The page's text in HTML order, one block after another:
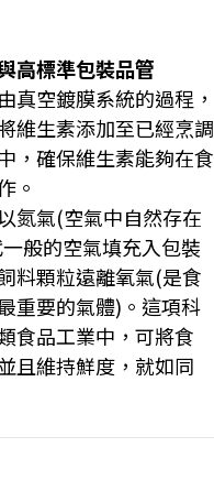
高標準包裝品管
真空鍍膜系統的過程，
維生素添加至已經烹調
，確保維生素能夠在食
。
氮氣(空氣中自然存在
般的空氣填充入包裝
料顆粒遠離氧氣(是食
重要的氣體)。這項科
食品工業中，可將食
且維持鮮度， 就如同